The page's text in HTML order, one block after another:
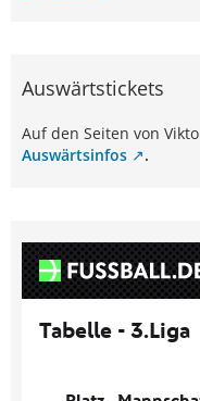
Auswärtstickets
Auf den Seiten von
Auswärtsinfos
.